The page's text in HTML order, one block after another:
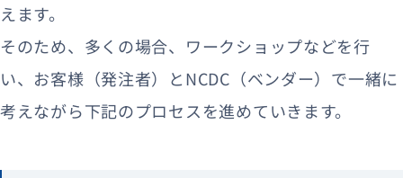
えます。
そのため、多くの場合、ワークショップなどを行
い、お客様（発注者）とNCDC（ベンダー）で一緒に
考えながら下記のプロセスを進めていきます。